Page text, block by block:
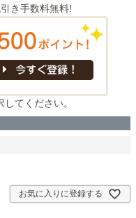
き手数料無料!
てください。
お気に入りに登録する